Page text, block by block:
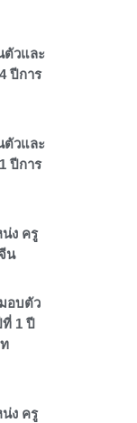
ตัวและ
ปีการ
ตัวและ
ปีการ
ง ครู
น
อบตัว
1 ปี
ง ครู